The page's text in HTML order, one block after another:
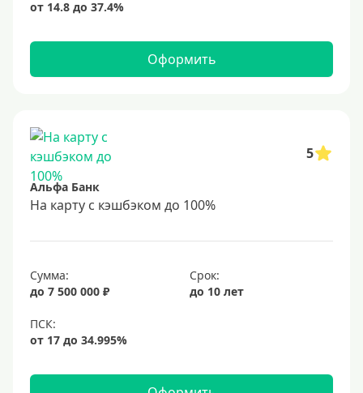
Оформить
5
Альфа Банк
На карту с кэшбэком до 100%
Сумма:
до 7 500 000 ₽
Срок:
до 10 лет